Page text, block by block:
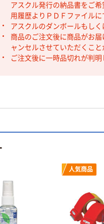
アスクル発行の納品書をご希
用履歴よりＰＤＦファイルに
アスクルのダンボールもしく
商品のご注文後に商品がお
ャンセルさせていただくこと
ご注文後に一時品切れが判明
人気商品